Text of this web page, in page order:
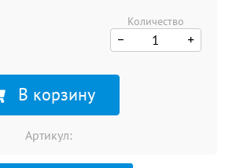
Количество
В корзину
Артикул: